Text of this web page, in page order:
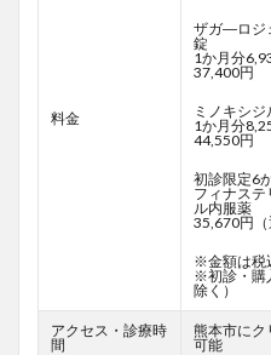
料金
ザガ―ロジ
錠
1か月分
37,400円
ミノキシ
1か月分
44,550円
初診限定6
フィナステ
ル内服薬
35,670円
※金額は税
※初診・購
除く）
アクセス・診療時
間
熊本市にク
可能